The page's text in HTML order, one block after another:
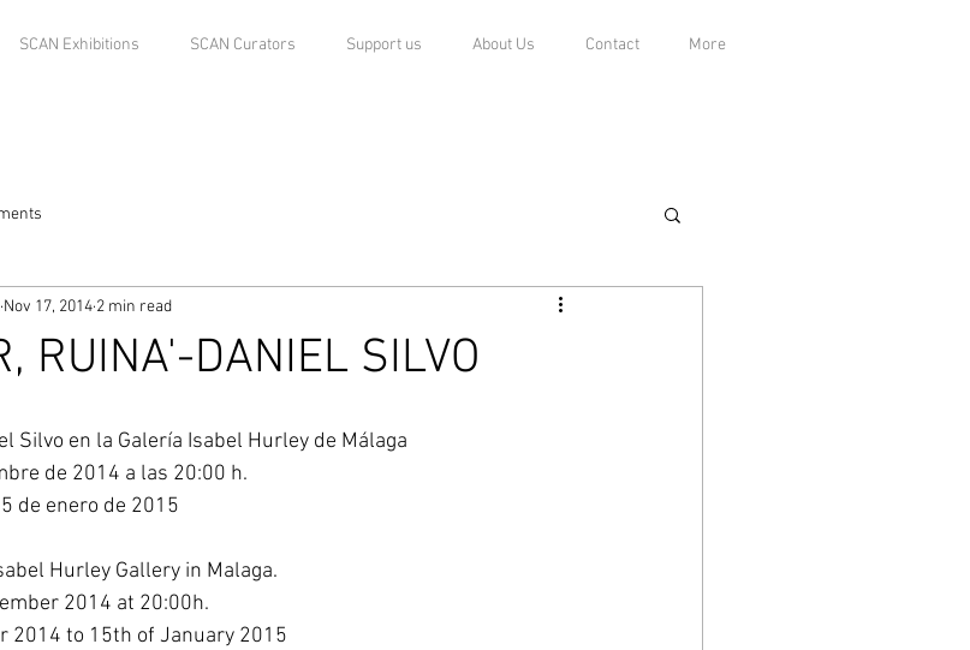
SCAN Exhibitions SCAN Curators Support us About Us Contact More
RUINA'-DANIEL SILVO
Nov 17, 2014 2 min read
Silvo en la Galería Isabel Hurley de Málaga
de 2014 a las 20:00 h.
de enero de 2015
Hurley Gallery in Malaga.
2014 at 20:00h.
2014 to 15th of January 2015